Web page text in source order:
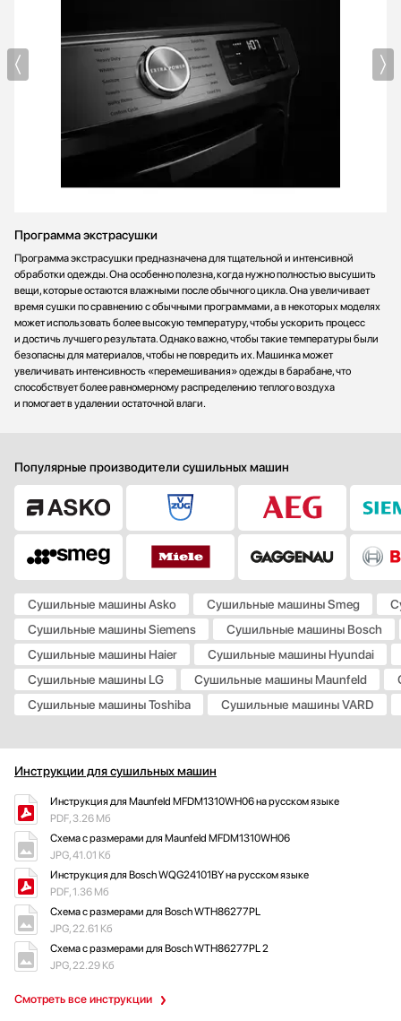
Программа экстрасушки
Программа экстрасушки предназначена для тщательной и интенсивной
обработки одежды. Она особенно полезна, когда нужно полностью высушить
вещи, которые остаются влажными после обычного цикла. Она увеличивает
время сушки по сравнению с обычными программами, а в некоторых моделях
может использовать более высокую температуру, чтобы ускорить процесс
и достичь лучшего результата. Однако важно, чтобы такие температуры были
безопасны для материалов, чтобы не повредить их. Машинка может
увеличивать интенсивность «перемешивания» одежды в барабане, что
способствует более равномерному распределению теплого воздуха
и помогает в удалении остаточной влаги.
Популярные производители сушильных машин
Сушильные машины Asko Сушильные машины Smeg
Сушильные машины Siemens
Сушильные машины Bosch
Сушильные машины Haier
Сушильные машины Hyundai
Сушильные машины LG
Сушильные машины Maunfeld
Сушильные машины Toshiba
Сушильные машины VARD
Инструкции для сушильных машин
Смотреть все инструкции
Инструкция для Maunfeld MFDM1310WH06 на русском языке
PDF, 3.26 Мб
Схема с размерами для Maunfeld MFDM1310WH06
JPG, 41.01 Кб
Инструкция для Bosch WQG24101BY на русском языке
PDF, 1.36 Мб
Схема с размерами для Bosch WTH86277PL
JPG, 22.61 Кб
Схема с размерами для Bosch WTH86277PL 2
JPG, 22.29 Кб